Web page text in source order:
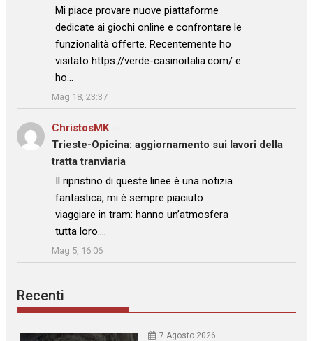
: “
Mi piace provare nuove piattaforme
dedicate ai giochi online e confrontare le
funzionalità offerte. Recentemente ho
visitato https://verde-casinoitalia.com/ e
ho…
”
Mag 18, 23:37
ChristosMKsu
Trieste-Opicina: aggiornamento sui lavori della
tratta tranviaria
: “Il ripristino di queste linee è una notizia
fantastica, mi è sempre piaciuto
viaggiare in tram: hanno un’atmosfera
tutta loro.…
Mag 5, 16:06
Recenti
7 Agosto 2026